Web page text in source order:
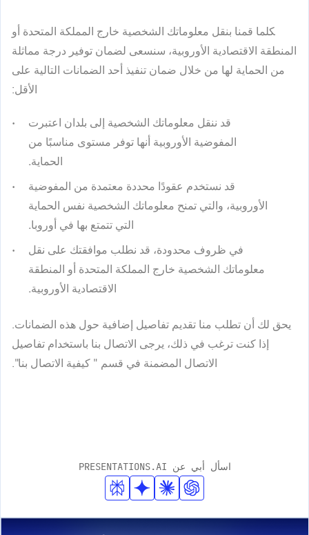
كلما قمنا بنقل معلوماتك الشخصية خارج المملكة المتحدة أو
المنطقة الاقتصادية الأوروبية، سنسعى لضمان توفير درجة مماثلة
من الحماية لها من خلال ضمان تنفيذ أحد الضمانات التالية على
الأقل:
قد ننقل معلوماتك الشخصية إلى بلدان اعتبرت
المفوضية الأوروبية أنها توفر مستوى مناسبًا من
الحماية.
قد نستخدم عقودًا محددة معتمدة من المفوضية
الأوروبية، والتي تمنح معلوماتك الشخصية نفس الحماية
التي تتمتع بها في أوروبا.
في ظروف محدودة، قد نطلب موافقتك على نقل
معلوماتك الشخصية خارج المملكة المتحدة أو المنطقة
الاقتصادية الأوروبية.
يحق لك أن تطلب منا تقديم تفاصيل إضافية حول هذه الضمانات.
إذا كنت ترغب في ذلك، يرجى الاتصال بنا باستخدام تفاصيل
الاتصال المضمنة في قسم " كيفية الاتصال بنا".
اسأل أبي عن PRESENTATIONS.AI